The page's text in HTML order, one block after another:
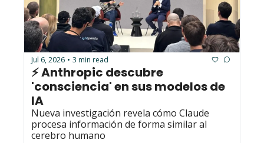
Jul 6, 2026 • 3 min read
⚡ Anthropic descubre
'consciencia' en sus modelos de
IA
Nueva investigación revela cómo Claude
procesa información de forma similar al
cerebro humano